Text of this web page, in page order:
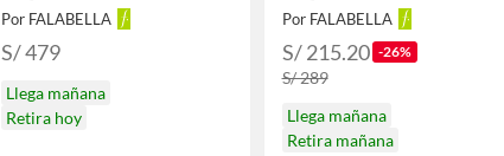
Por FALABELLA
S/ 479
Llega mañana
Retira hoy
Por FALABELLA
S/ 215.20 -26%
S/ 289
Llega mañana
Retira mañana